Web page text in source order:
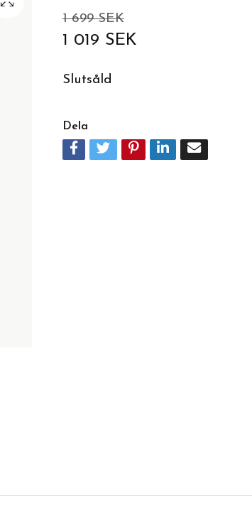
1 699 SEK
1 019 SEK
Slutsåld
Dela